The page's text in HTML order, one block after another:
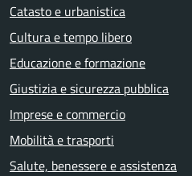
Catasto e urbanistica
Cultura e tempo libero
Educazione e formazione
Giustizia e sicurezza pubblica
Imprese e commercio
Mobilità e trasporti
Salute, benessere e assistenza